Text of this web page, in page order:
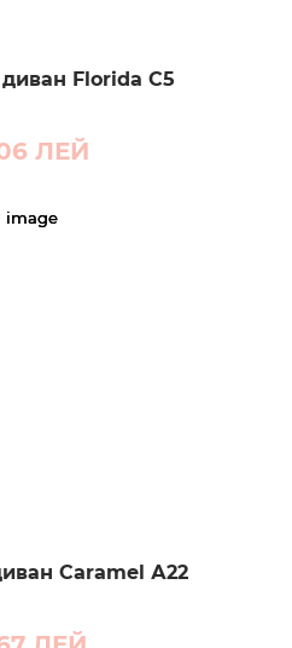
Florida C5
ЛЕЙ
Caramel А22